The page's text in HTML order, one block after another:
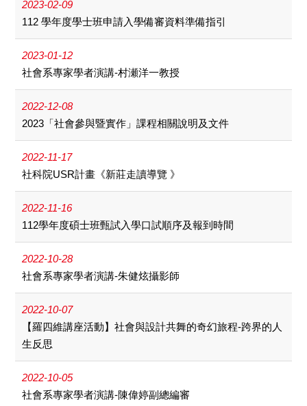
2023-02-09
112 學年度學士班申請入學備審資料準備指引
2023-01-12
社會系專家學者演講-村瀬洋一教授
2022-12-08
2023「社會參與暨實作」課程相關說明及文件
2022-11-17
社科院USR計畫《新莊走讀導覽 》
2022-11-16
112學年度碩士班甄試入學口試順序及報到時間
2022-10-28
社會系專家學者演講-朱健炫攝影師
2022-10-07
【羅四維講座活動】社會與設計共舞的奇幻旅程-跨界的人
生反思
2022-10-05
社會系專家學者演講-陳偉婷副總編審